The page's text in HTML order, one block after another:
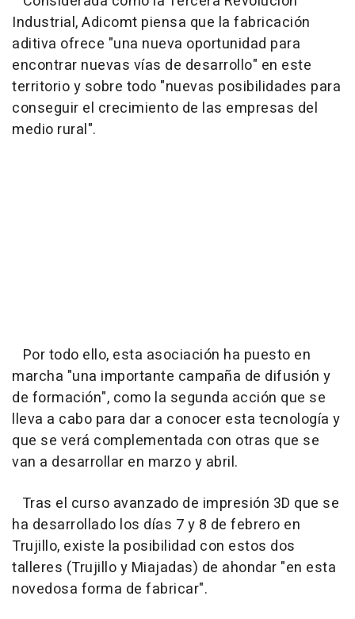
Industrial, Adicomt piensa que la fabricación
aditiva ofrece "una nueva oportunidad para
encontrar nuevas vías de desarrollo" en este
territorio y sobre todo "nuevas posibilidades para
conseguir el crecimiento de las empresas del
medio rural".
Por todo ello, esta asociación ha puesto en
marcha "una importante campaña de difusión y
de formación", como la segunda acción que se
lleva a cabo para dar a conocer esta tecnología y
que se verá complementada con otras que se
van a desarrollar en marzo y abril.
Tras el curso avanzado de impresión 3D que se
ha desarrollado los días 7 y 8 de febrero en
Trujillo, existe la posibilidad con estos dos
talleres (Trujillo y Miajadas) de ahondar "en esta
novedosa forma de fabricar".